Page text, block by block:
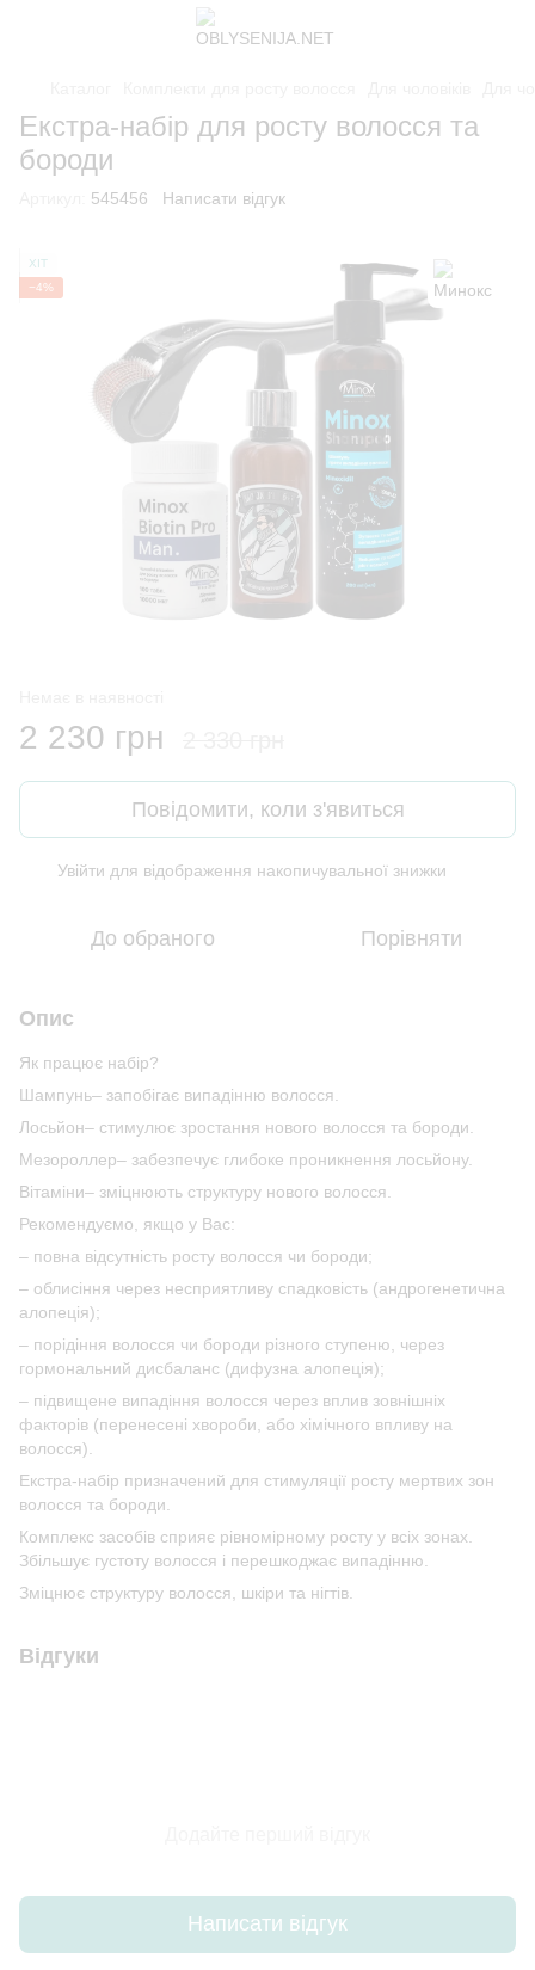
Екстра-набір для росту волосся та
бороди
545456 Написати відгук
ХІТ
−4%
2 230 грн
Повідомити, коли з'явиться
Увійти для відображення накопичувальної знижки
До обраного Порівняти
Опис
Як працює набір?
Шампунь– запобігає випадінню волосся.
Лосьйон– стимулює зростання нового волосся та бороди.
Мезороллер– забезпечує глибоке проникнення лосьйону.
Вітаміни– зміцнюють структуру нового волосся.
Рекомендуємо, якщо у Вас:
– повна відсутність росту волосся чи бороди;
– облисіння через несприятливу спадковість (андрогенетична
алопеція);
– порідіння волосся чи бороди різного ступеню, через
гормональний дисбаланс (дифузна алопеція);
– підвищене випадіння волосся через вплив зовнішніх
факторів (перенесені хвороби, або хімічного впливу на
волосся).
Екстра-набір призначений для стимуляції росту мертвих зон
волосся та бороди.
Комплекс засобів сприяє рівномірному росту у всіх зонах.
Збільшує густоту волосся і перешкоджає випадінню.
Зміцнює структуру волосся, шкіри та нігтів.
Відгуки
Написати відгук